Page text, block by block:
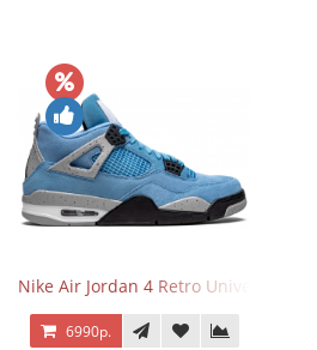
Nike Air Jordan 4 Retro University Blue
6990р.